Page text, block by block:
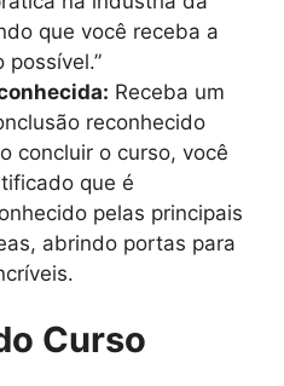
que você receba a
possível.”
Receba um
reconhecido
concluir o curso, você
que é
pelas principais
abrindo portas para
Curso